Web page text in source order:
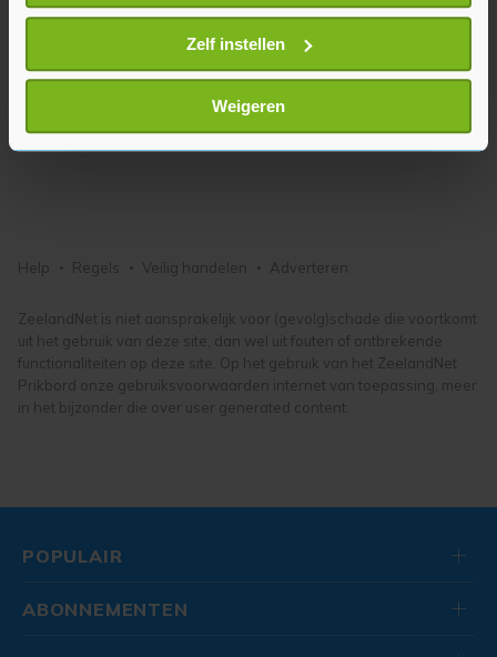
locatie, die tot een paar meter nauwkeurig kan zijn
Uw apparaat identificeren door het actief te
scannen op specifieke eigenschappen (fingerprinting)
Lees meer over hoe uw persoonlijke gegevens worden
verwerkt en stel uw voorkeuren in het
U kunt uw toestemming op elk moment wijzigen of
bezoek makkelijker en persoonlijker. Op
gemaakte keuze altijd wijzigen of intrekken.
Zelf instellen
Weigeren
Help Regels Veilig handelen Adverteren
ZeelandNet is niet aansprakelijk voor (gevolg)schade die voortkomt
uit het gebruik van deze site, dan wel uit fouten of ontbrekende
functionaliteiten op deze site. Op het gebruik van het ZeelandNet
Prikbord onze gebruiksvoorwaarden internet van toepassing, meer
in het bijzonder die over user generated content.
POPULAIR
ABONNEMENTEN